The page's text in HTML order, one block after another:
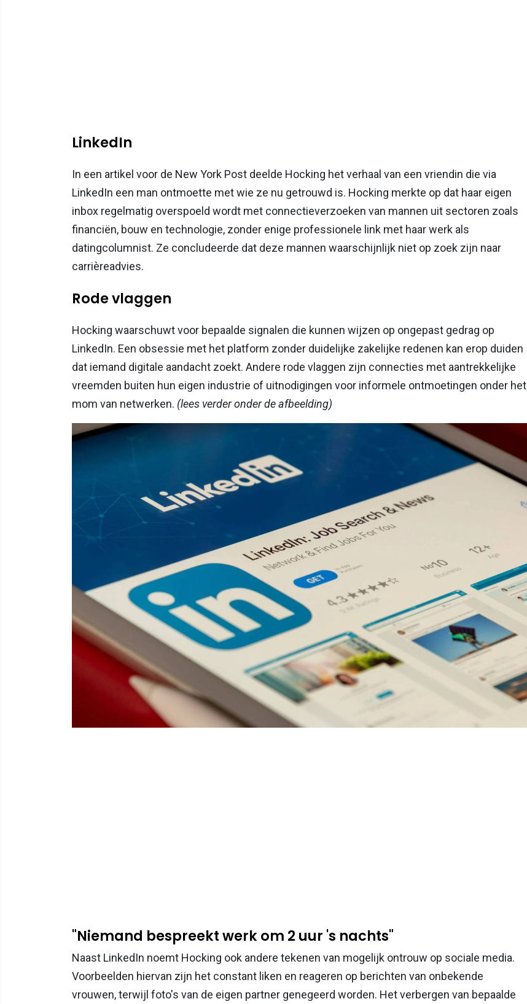
LinkedIn
In een artikel voor de New York Post deelde Hocking het verhaal van een vriendin die via
LinkedIn een man ontmoette met wie ze nu getrouwd is. Hocking merkte op dat haar eigen
inbox regelmatig overspoeld wordt met connectieverzoeken van mannen uit sectoren zoals
financiën, bouw en technologie, zonder enige professionele link met haar werk als
datingcolumnist. Ze concludeerde dat deze mannen waarschijnlijk niet op zoek zijn naar
carrièreadvies.
Rode vlaggen
Hocking waarschuwt voor bepaalde signalen die kunnen wijzen op ongepast gedrag op
LinkedIn. Een obsessie met het platform zonder duidelijke zakelijke redenen kan erop duiden
dat iemand digitale aandacht zoekt. Andere rode vlaggen zijn connecties met aantrekkelijke
vreemden buiten hun eigen industrie of uitnodigingen voor informele ontmoetingen onder het
mom van netwerken. (lees verder onder de afbeelding)
"Niemand bespreekt werk om 2 uur 's nachts"
Naast LinkedIn noemt Hocking ook andere tekenen van mogelijk ontrouw op sociale media.
Voorbeelden hiervan zijn het constant liken en reageren op berichten van onbekende
vrouwen, terwijl foto's van de eigen partner genegeerd worden. Het verbergen van bepaalde